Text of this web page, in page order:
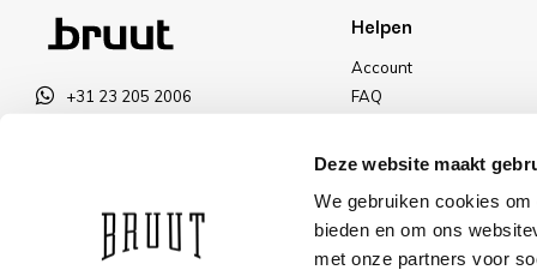
Deze website maakt
We gebruiken cookies
bieden en om ons
met onze partners voor
+31 23 205 2006
OPENINGSTIJDEN
Helpen
Account
FAQ
Betalen
Kortingen